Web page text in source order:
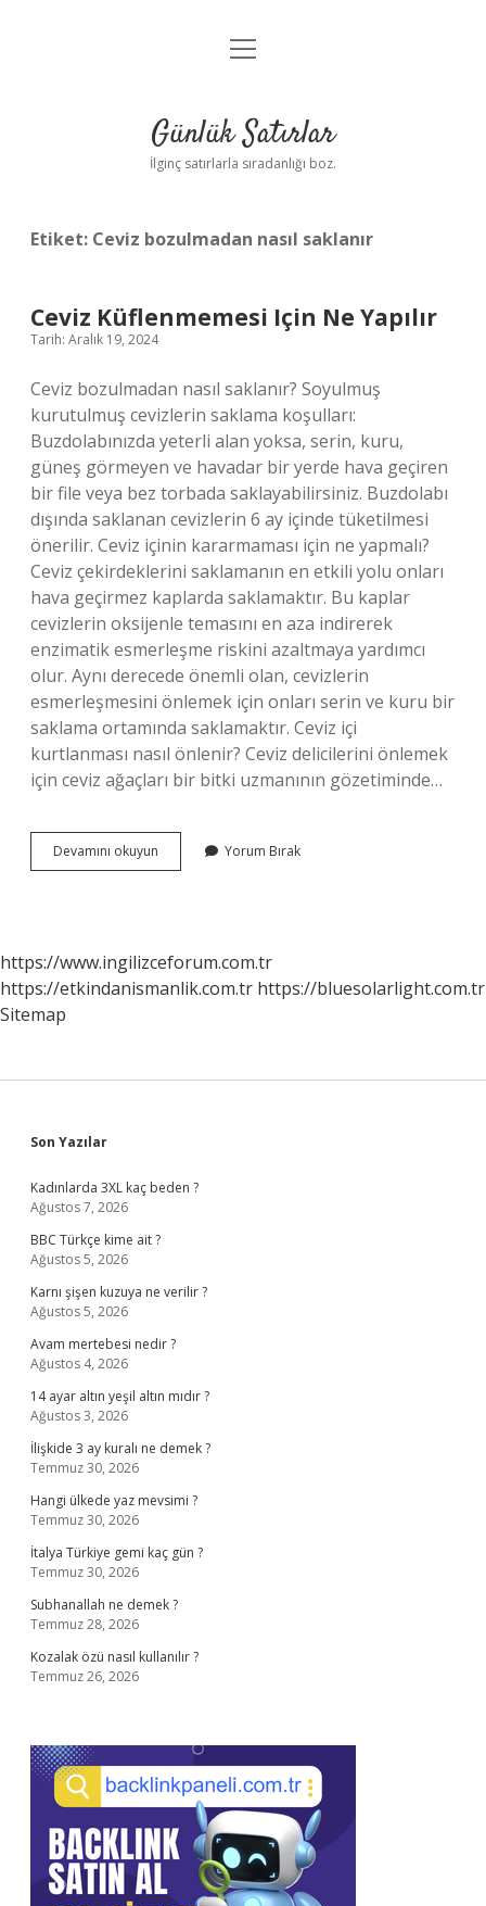
Anasayfa
Yasal Uyarı
menüyü
Günlük Satırlar
İlginç satırlarla sıradanlığı boz.
Etiket: Ceviz bozulmadan nasıl saklanır
Ceviz Küflenmemesi Için Ne Yapılır
Tarih: Aralık 19, 2024
Ceviz bozulmadan nasıl saklanır? Soyulmuş
kurutulmuş cevizlerin saklama koşulları:
Buzdolabınızda yeterli alan yoksa, serin, kuru,
güneş görmeyen ve havadar bir yerde hava geçiren
bir file veya bez torbada saklayabilirsiniz. Buzdolabı
dışında saklanan cevizlerin 6 ay içinde tüketilmesi
önerilir. Ceviz içinin kararmaması için ne yapmalı?
Ceviz çekirdeklerini saklamanın en etkili yolu onları
hava geçirmez kaplarda saklamaktır. Bu kaplar
cevizlerin oksijenle temasını en aza indirerek
enzimatik esmerleşme riskini azaltmaya yardımcı
olur. Aynı derecede önemli olan, cevizlerin
esmerleşmesini önlemek için onları serin ve kuru bir
saklama ortamında saklamaktır. Ceviz içi
kurtlanması nasıl önlenir? Ceviz delicilerini önlemek
için ceviz ağaçları bir bitki uzmanının gözetiminde…
Devamını okuyun
Küflenmemesi
Yorum Bırak
https://www.ingilizceforum.com.tr
https://etkindanismanlik.com.tr https://bluesolarlight.com.tr
Sitemap
Sidebar
Son Yazılar
Kadınlarda 3XL kaç beden ?
Ağustos 7, 2026
BBC Türkçe kime ait ?
Ağustos 5, 2026
Karnı şişen kuzuya ne verilir ?
Ağustos 5, 2026
Avam mertebesi nedir ?
Ağustos 4, 2026
14 ayar altın yeşil altın mıdır ?
Ağustos 3, 2026
İlişkide 3 ay kuralı ne demek ?
Temmuz 30, 2026
Hangi ülkede yaz mevsimi ?
Temmuz 30, 2026
İtalya Türkiye gemi kaç gün ?
Temmuz 30, 2026
Subhanallah ne demek ?
Temmuz 28, 2026
Kozalak özü nasıl kullanılır ?
Temmuz 26, 2026